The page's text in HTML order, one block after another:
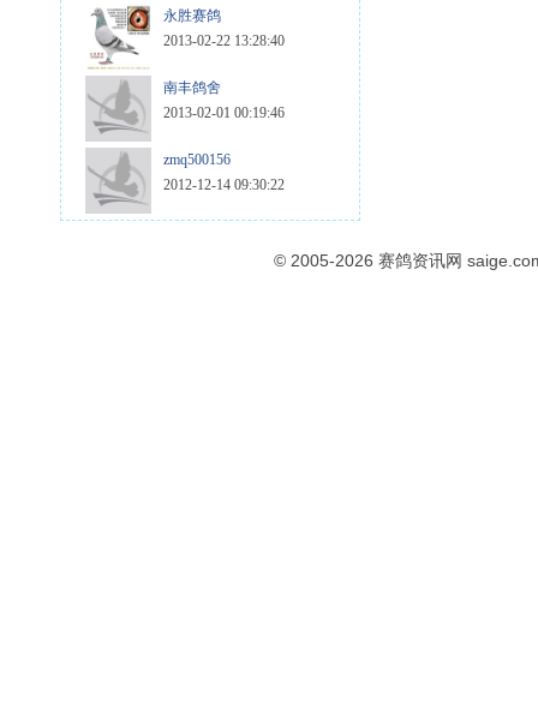
永胜赛鸽
2013-02-22 13:28:40
南丰鸽舍
2013-02-01 00:19:46
zmq500156
2012-12-14 09:30:22
© 2005-2026 赛鸽资讯网